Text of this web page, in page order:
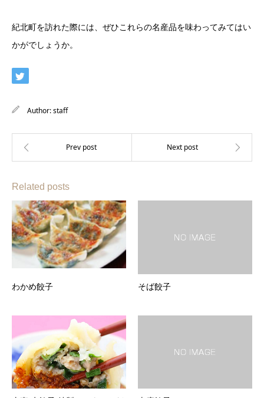
紀北町を訪れた際には、ぜひこれらの名産品を味わってみてはい
かがでしょうか。
Author:staff
Related posts
わかめ餃子 そば餃子